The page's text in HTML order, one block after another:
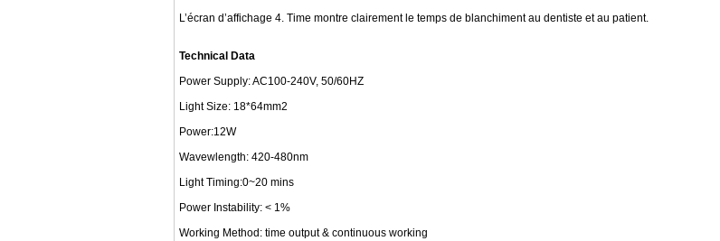
L’écran d’affichage 4. Time montre clairement le temps de blanchiment au dentiste et au patient.
Technical Data
Power Supply: AC100-240V, 50/60HZ
Light Size: 18*64mm2
Power:12W
Wavewlength: 420-480nm
Light Timing:0~20 mins
Power Instability: < 1%
Working Method: time output & continuous working